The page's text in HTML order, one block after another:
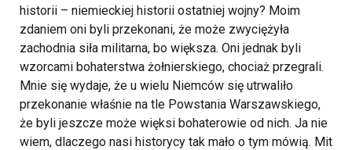
historii – niemieckiej historii ostatniej wojny? Moim
zdaniem oni byli przekonani, że może zwyciężyła
zachodnia siła militarna, bo większa. Oni jednak byli
wzorcami bohaterstwa żołnierskiego, chociaż przegrali.
Mnie się wydaje, że u wielu Niemców się utrwaliło
przekonanie właśnie na tle Powstania Warszawskiego,
że byli jeszcze może więksi bohaterowie od nich. Ja nie
wiem, dlaczego nasi historycy tak mało o tym mówią. Mit